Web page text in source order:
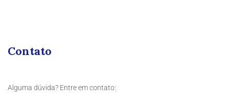
Contato
Alguma dúvida? Entre em contato: